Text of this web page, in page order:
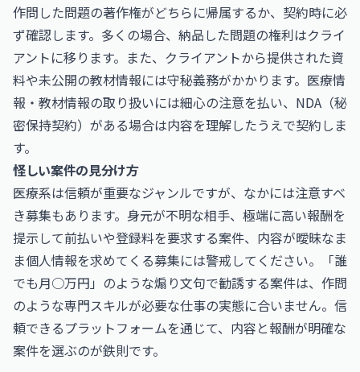
作問した問題の著作権がどちらに帰属するか、契約時に必
ず確認します。多くの場合、納品した問題の権利はクライ
アントに移ります。また、クライアントから提供された資
料や未公開の教材情報には守秘義務がかかります。医療情
報・教材情報の取り扱いには細心の注意を払い、NDA（秘
密保持契約）がある場合は内容を理解したうえで契約しま
す。
怪しい案件の見分け方
医療系は信頼が重要なジャンルですが、なかには注意すべ
き募集もあります。身元が不明な相手、極端に高い報酬を
提示して前払いや登録料を要求する案件、内容が曖昧なま
ま個人情報を求めてくる募集には警戒してください。「誰
でも月○万円」のような煽り文句で勧誘する案件は、作問
のような専門スキルが必要な仕事の実態に合いません。信
頼できるプラットフォームを通じて、内容と報酬が明確な
案件を選ぶのが鉄則です。